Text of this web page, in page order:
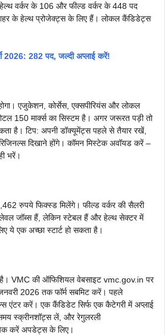
वर्कर के 106 और फील्ड वर्कर के 448 पद
के हेल्थ प्रोजेक्ट्स के लिए हैं। लोकल कैंडिडेट्स
282 पद, जल्दी अप्लाई करें!
एजुकेशन, कोर्सेस, एक्सपीरियंस और लोकल
150 मार्क्स का सिस्टम है। अगर जरूरत पड़ी तो
है। टिप: अपनी डॉक्यूमेंट्स पहले से तैयार रखें,
दिखाने होंगे। कॉमन मिस्टेक अवॉयड करें –
भरें।
रुपये फिक्स्ड मिलेंगे। फील्ड वर्कर की सैलरी
जॉब्स हैं, लेकिन स्टेबल हैं और हेल्थ सेक्टर में
ये एक अच्छा स्टार्ट हो सकता है।
VMC की ऑफिशियल वेबसाइट vmc.gov.in पर
2026 तक फॉर्म सबमिट करें। पहले
एंटर करें। एक कैंडिडेट सिर्फ एक कैटेगरी में अप्लाई
स्क्रीनशॉट्स लें, और रेगुलरली
करें अपडेट्स के लिए।